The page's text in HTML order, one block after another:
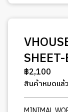
฿2,100
สินค้าหมดแล้ว